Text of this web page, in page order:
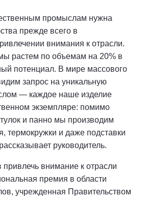
промыслам нужна
прежде всего в
внимания к отрасли.
растем по объемам на 20% в
потенциал. В мире массового
запрос на уникальную
— каждое наше изделие
экземпляре: помимо
и панно мы производим
термокружки и даже подставки
руководитель.
внимание к отрасли
премия в области
учрежденная Правительством